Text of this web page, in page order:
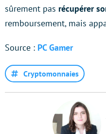
sûrement pas récupérer
remboursement, mais
Source : PC Gamer
Cryptomonnaies